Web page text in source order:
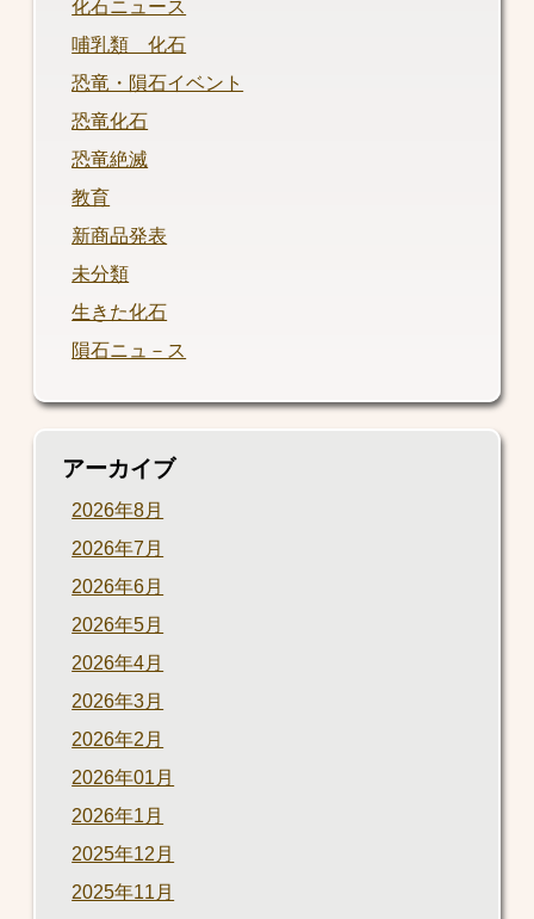
化石ニュース
哺乳類 化石
恐竜・隕石イベント
恐竜化石
恐竜絶滅
教育
新商品発表
未分類
生きた化石
隕石ニュ－ス
アーカイブ
2026年8月
2026年7月
2026年6月
2026年5月
2026年4月
2026年3月
2026年2月
2026年01月
2026年1月
2025年12月
2025年11月